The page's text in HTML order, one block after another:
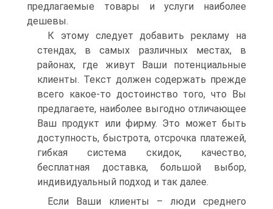
предлагаемые товары и услуги наиболее
дешевы.
К этому следует добавить рекламу на
стендах, в самых различных местах, в
районах, где живут Ваши потенциальные
клиенты. Текст должен содержать прежде
всего какое-то достоинство того, что Вы
предлагаете, наиболее выгодно отличающее
Ваш продукт или фирму. Это может быть
доступность, быстрота, отсрочка платежей,
гибкая система скидок, качество,
бесплатная доставка, большой выбор,
индивидуальный подход и так далее.
Если Ваши клиенты – люди среднего